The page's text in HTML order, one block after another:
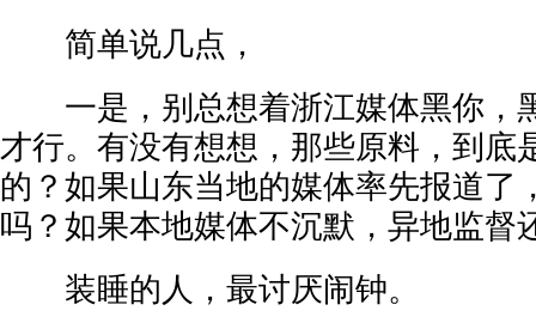
简单说几点，
一是，别总想着浙江媒体黑你，
才行。有没有想想，那些原料，到底
的？如果山东当地的媒体率先报道了
吗？如果本地媒体不沉默，异地监督
装睡的人，最讨厌闹钟。